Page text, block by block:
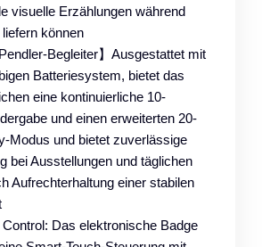
visuelle Erzählungen während
können
Begleiter】Ausgestattet mit
Batteriesystem, bietet das
eine kontinuierliche 10-
und einen erweiterten 20-
Modus und bietet zuverlässige
bei Ausstellungen und täglichen
Aufrechterhaltung einer stabilen
Control: Das elektronische Badge